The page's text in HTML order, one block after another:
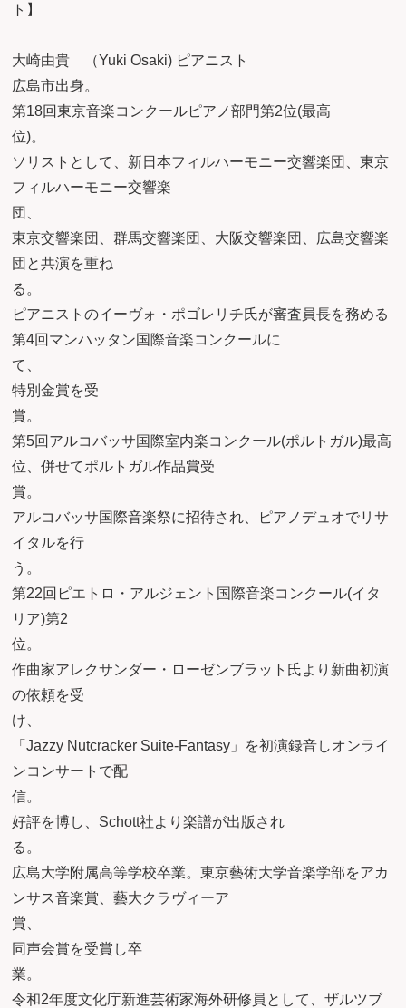
大崎由貴 （Yuki Osaki) ピアニスト
広島市出身。
第18回東京音楽コンクールピアノ部門第2位(最高
位)
ソリストとして、新日本フィルハーモニー交響楽団、東京
フィルハーモニー交響楽
団
東京交響楽団、群馬交響楽団、大阪交響楽団、広島交響楽
団と共演を重ね
る
ピアニストのイーヴォ・ポゴレリチ氏が審査員長を務める
第4回マンハッタン国際音楽コンクールに
て、
特別金賞を受
第5回アルコバッサ国際室内楽コンクール(ポルトガル)最高
位、併せてポルトガル作品賞受
賞
アルコバッサ国際音楽祭に招待され、ピアノデュオでリサ
イタルを行
う
第22回ピエトロ・アルジェント国際音楽コンクール(イタ
リア)第2
位
作曲家アレクサンダー・ローゼンブラット氏より新曲初演
の依頼を受
け
「Jazzy Nutcracker Suite-Fantasy」を初演録音しオンライ
ンコンサートで配
信
好評を博し、Schott社より楽譜が出版され
る
広島大学附属高等学校卒業。東京藝術大学音楽学部をアカ
ンサス音楽賞、藝大クラヴィーア
賞、
同声会賞を受賞し卒
令和2年度文化庁新進芸術家海外研修員として、ザルツブ